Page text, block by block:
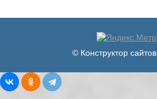
© Конструктор сайтов